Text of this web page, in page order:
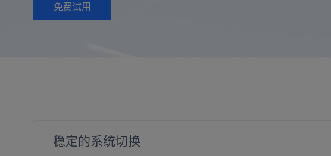
免费试用
稳定的系统切换